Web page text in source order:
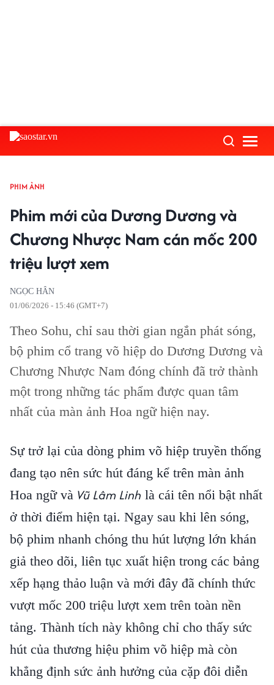
PHIM ẢNH
Phim mới của Dương Dương và
Chương Nhược Nam cán mốc 200
triệu lượt xem
NGỌC HÂN
01/06/2026 - 15:46 (GMT+7)
Theo Sohu, chỉ sau thời gian ngắn phát sóng,
bộ phim cổ trang võ hiệp do Dương Dương và
Chương Nhược Nam đóng chính đã trở thành
một trong những tác phẩm được quan tâm
nhất của màn ảnh Hoa ngữ hiện nay.
Sự trở lại của dòng phim võ hiệp truyền thống
đang tạo nên sức hút đáng kể trên màn ảnh
Hoa ngữ và Vũ Lâm Linh là cái tên nổi bật nhất
ở thời điểm hiện tại. Ngay sau khi lên sóng,
bộ phim nhanh chóng thu hút lượng lớn khán
giả theo dõi, liên tục xuất hiện trong các bảng
xếp hạng thảo luận và mới đây đã chính thức
vượt mốc 200 triệu lượt xem trên toàn nền
tảng. Thành tích này không chỉ cho thấy sức
hút của thương hiệu phim võ hiệp mà còn
khẳng định sức ảnh hưởng của cặp đôi diễn